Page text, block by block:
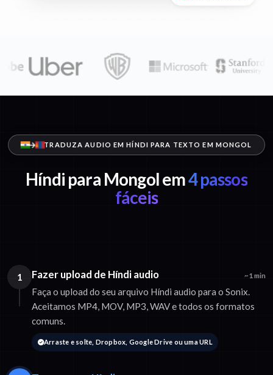
TRADUZA AUDIO EM HÍNDI PARA TEXTO EM MONGOL
Híndi para Mongol em4 passos
fáceis
1 Fazer upload de Híndi audio ~1 min
Faça o upload do seu arquivo Híndi audio para o Sonix.
Aceitamos MP4, MOV, MP3, WAV e todos os formatos
comuns.
Arraste e solte, Dropbox, Google Drive ou uma URL